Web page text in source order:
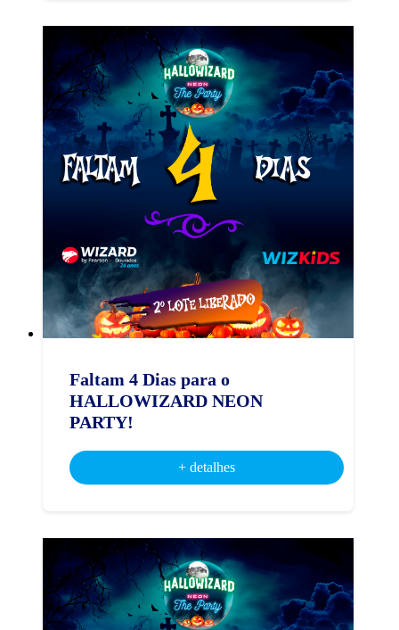
Faltam 4 Dias para o
HALLOWIZARD NEON
PARTY!
+ detalhes